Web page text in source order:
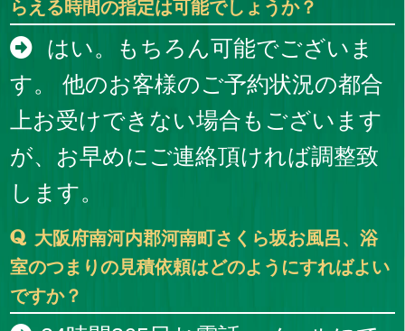
らえる時間の指定は可能でしょうか？
はい。もちろん可能でございま
す。 他のお客様のご予約状況の都合
上お受けできない場合もございます
が、お早めにご連絡頂ければ調整致
します。
大阪府南河内郡河南町さくら坂お風呂、浴
室のつまりの見積依頼はどのようにすればよい
ですか？